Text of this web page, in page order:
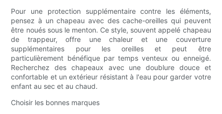
Pour une protection supplémentaire contre les éléments,
pensez à un chapeau avec des cache-oreilles qui peuvent
être noués sous le menton. Ce style, souvent appelé chapeau
de trappeur, offre une chaleur et une couverture
supplémentaires pour les oreilles et peut être
particulièrement bénéfique par temps venteux ou enneigé.
Recherchez des chapeaux avec une doublure douce et
confortable et un extérieur résistant à l'eau pour garder votre
enfant au sec et au chaud.
Choisir les bonnes marques